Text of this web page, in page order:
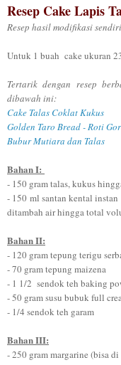
Resep Cake Lapis
Resep hasil modifikasi sendiri
Untuk 1 buah cake ukuran
Tertarik dengan resep
dibawah ini:
Cake Talas Coklat Kukus
Golden Taro Bread - Roti
Bubur Mutiara dan Talas
Bahan I:
- 150 gram talas, kukus
- 150 ml santan kental instan
ditambah air hingga total
Bahan II:
- 120 gram tepung terigu
- 70 gram tepung maizena
- 1 1/2 sendok teh baking
- 50 gram susu bubuk full
- 1/4 sendok teh garam
Bahan III:
- 250 gram margarine (bisa